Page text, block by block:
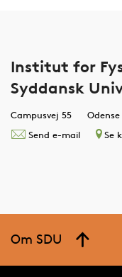
Institut for
Syddansk
Campusvej 55
Send e-mail
Se
Om SDU